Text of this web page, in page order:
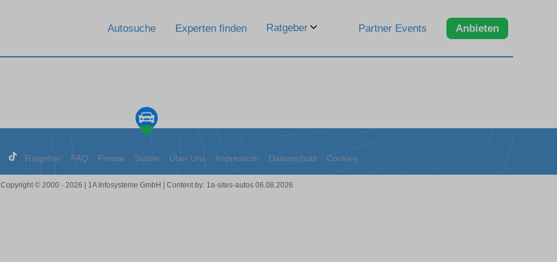
Autosuche Experten finden Ratgeber Partner Events Anbieten
Ratgeber FAQ Presse Städte Über Uns Impressum Datenschutz Cookies
Copyright © 2000 - 2026 | 1A Infosysteme GmbH | Content by: 1a-sites-autos 06.08.2026